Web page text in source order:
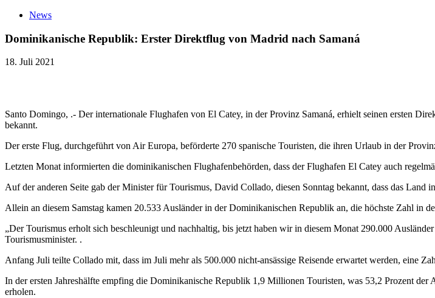
News
Dominikanische Republik: Erster Direktflug von Madrid nach Samaná
18. Juli 2021
Santo Domingo, .- Der internationale Flughafen von El Catey, in der Provinz Samaná, erhielt seinen ersten
bekannt.
Der erste Flug, durchgeführt von Air Europa, beförderte 270 spanische Touristen, die ihren Urlaub in der
Letzten Monat informierten die dominikanischen Flughafenbehörden, dass der Flughafen El Catey auch
Auf der anderen Seite gab der Minister für Tourismus, David Collado, diesen Sonntag bekannt, dass das Land
Allein an diesem Samstag kamen 20.533 Ausländer in der Dominikanischen Republik an, die höchste Zahl in
„Der Tourismus erholt sich beschleunigt und nachhaltig, bis jetzt haben wir in diesem Monat 290.000
Tourismusminister. .
Anfang Juli teilte Collado mit, dass im Juli mehr als 500.000 nicht-ansässige Reisende erwartet werden, eine
In der ersten Jahreshälfte empfing die Dominikanische Republik 1,9 Millionen Touristen, was 53,2 Prozent
erholen.